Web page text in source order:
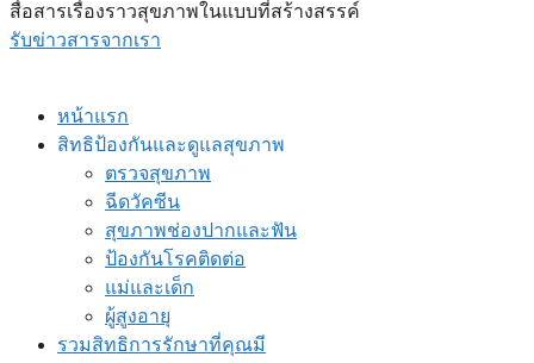
สื่อสารเรื่องราวสุขภาพในแบบที่สร้างสรรค์
รับข่าวสารจากเรา
หน้าแรก
สิทธิป้องกันและดูแลสุขภาพ
ตรวจสุขภาพ
ฉีดวัคซีน
สุขภาพช่องปากและฟัน
ป้องกันโรคติดต่อ
แม่และเด็ก
ผู้สูงอายุ
รวมสิทธิการรักษาที่คุณมี